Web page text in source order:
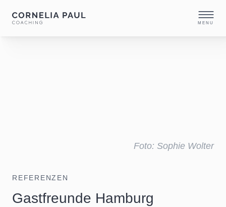
MENU
Foto: Sophie Wolter
REFERENZEN
Gastfreunde Hamburg